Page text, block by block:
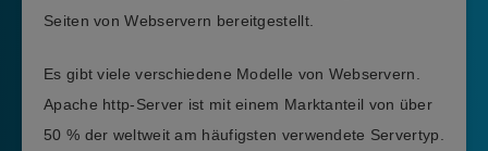
Seiten von Webservern bereitgestellt.
Es gibt viele verschiedene Modelle von Webservern.
Apache http-Server ist mit einem Marktanteil von über
50 % der weltweit am häufigsten verwendete Servertyp.